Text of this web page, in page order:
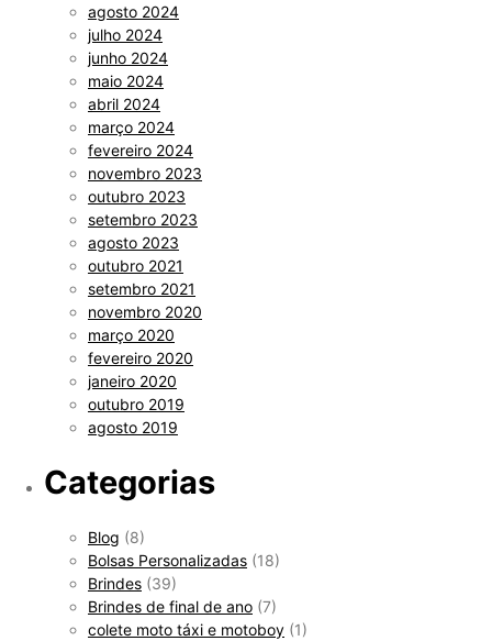
agosto 2024
julho 2024
junho 2024
maio 2024
abril 2024
março 2024
fevereiro 2024
novembro 2023
outubro 2023
setembro 2023
agosto 2023
outubro 2021
setembro 2021
novembro 2020
março 2020
fevereiro 2020
janeiro 2020
outubro 2019
agosto 2019
Categorias
Blog (8)
Bolsas Personalizadas (18)
Brindes (39)
Brindes de final de ano (7)
colete moto táxi e motoboy (1)